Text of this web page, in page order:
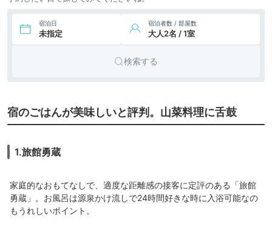
宿泊日
未指定
宿泊者数 / 部屋数
大人2名 / 1室
検索する
宿のごはんが美味しいと評判。山菜料理に舌鼓
1.旅館勇蔵
家庭的なおもてなしで、適度な距離感の接客に定評のある「旅館
勇蔵」。お風呂は源泉かけ流しで24時間好きな時に入浴可能なの
もうれしいポイント。